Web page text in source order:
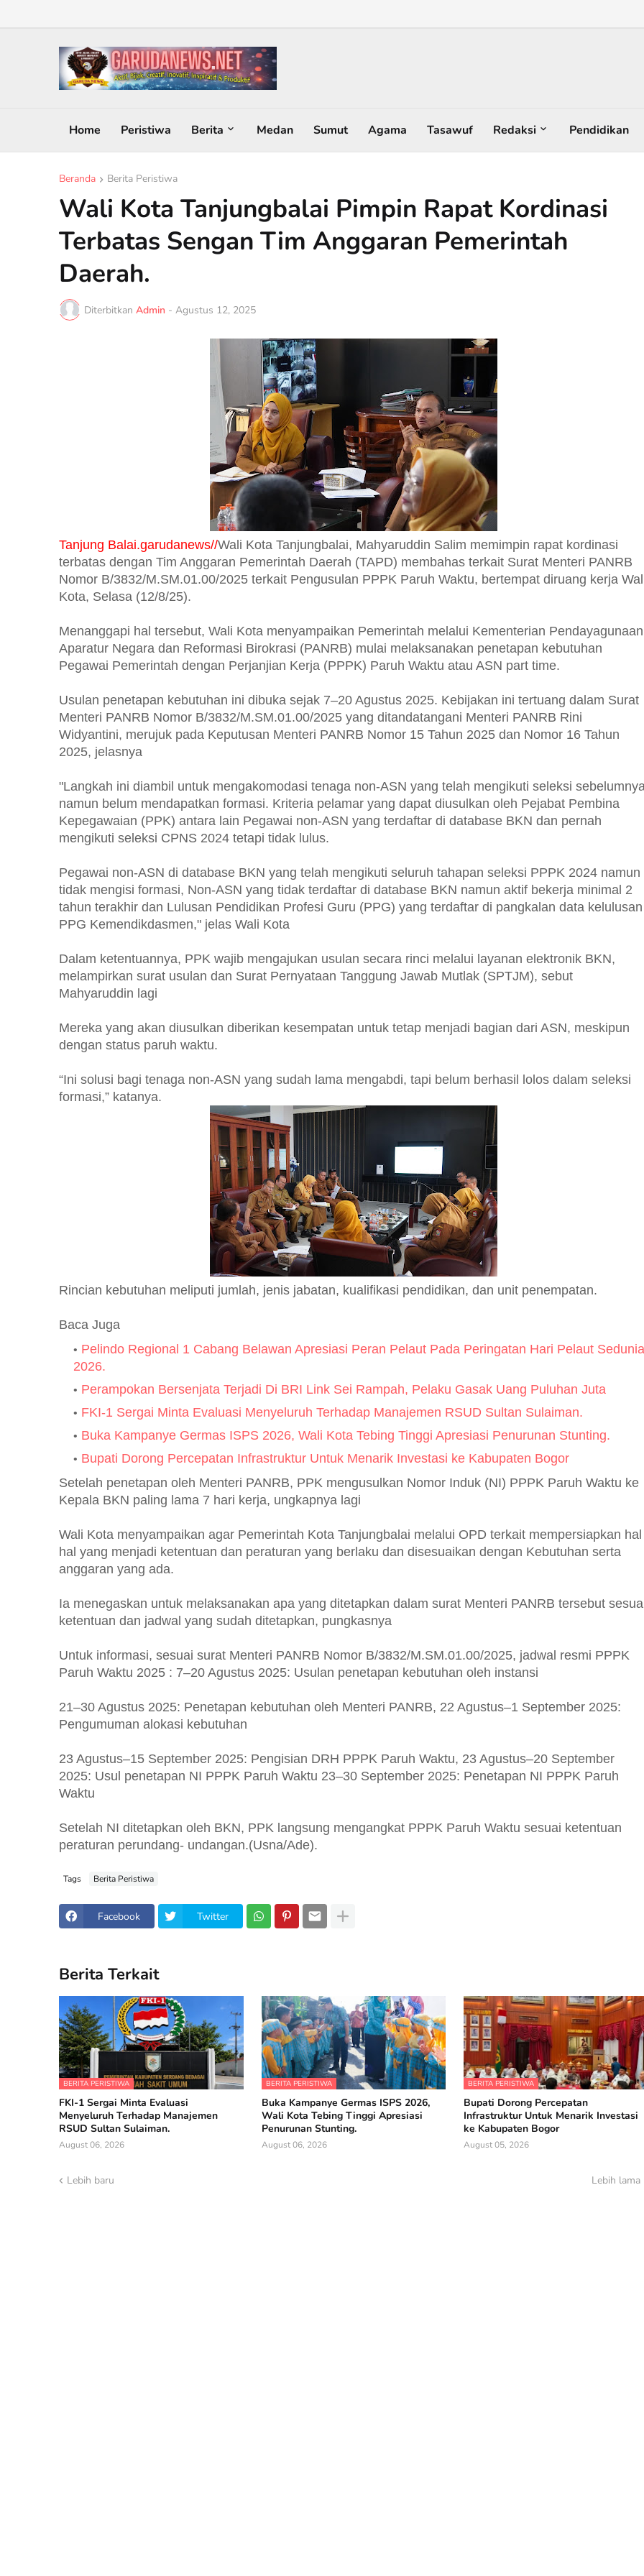
Home Peristiwa Berita Medan Sumut Agama Tasawuf Redaksi Pendidikan
Beranda Berita Peristiwa
Wali Kota Tanjungbalai Pimpin Rapat Kordinasi
Terbatas Sengan Tim Anggaran Pemerintah
Daerah.
Diterbitkan Admin - Agustus 12, 2025
Tanjung Balai.garudanews//Wali Kota Tanjungbalai, Mahyaruddin Salim memimpin rapat kordinasi
terbatas dengan Tim Anggaran Pemerintah Daerah (TAPD) membahas terkait Surat Menteri PANRB
Nomor B/3832/M.SM.01.00/2025 terkait Pengusulan PPPK Paruh Waktu, bertempat diruang kerja
Kota, Selasa (12/8/25).
Menanggapi hal tersebut, Wali Kota menyampaikan Pemerintah melalui Kementerian Pendayagunaan
Aparatur Negara dan Reformasi Birokrasi (PANRB) mulai melaksanakan penetapan kebutuhan
Pegawai Pemerintah dengan Perjanjian Kerja (PPPK) Paruh Waktu atau ASN part time.
Usulan penetapan kebutuhan ini dibuka sejak 7–20 Agustus 2025. Kebijakan ini tertuang dalam Surat
Menteri PANRB Nomor B/3832/M.SM.01.00/2025 yang ditandatangani Menteri PANRB Rini
Widyantini, merujuk pada Keputusan Menteri PANRB Nomor 15 Tahun 2025 dan Nomor 16 Tahun
2025, jelasnya
"Langkah ini diambil untuk mengakomodasi tenaga non-ASN yang telah mengikuti seleksi
namun belum mendapatkan formasi. Kriteria pelamar yang dapat diusulkan oleh Pejabat Pembina
Kepegawaian (PPK) antara lain Pegawai non-ASN yang terdaftar di database BKN dan pernah
mengikuti seleksi CPNS 2024 tetapi tidak lulus.
Pegawai non-ASN di database BKN yang telah mengikuti seluruh tahapan seleksi PPPK 2024 namun
tidak mengisi formasi, Non-ASN yang tidak terdaftar di database BKN namun aktif bekerja minimal 2
tahun terakhir dan Lulusan Pendidikan Profesi Guru (PPG) yang terdaftar di pangkalan data kelulusan
PPG Kemendikdasmen," jelas Wali Kota
Dalam ketentuannya, PPK wajib mengajukan usulan secara rinci melalui layanan elektronik BKN,
melampirkan surat usulan dan Surat Pernyataan Tanggung Jawab Mutlak (SPTJM), sebut
Mahyaruddin lagi
Mereka yang akan diusulkan diberikan kesempatan untuk tetap menjadi bagian dari ASN, meskipun
dengan status paruh waktu.
“Ini solusi bagi tenaga non-ASN yang sudah lama mengabdi, tapi belum berhasil lolos dalam seleksi
formasi,” katanya.
Rincian kebutuhan meliputi jumlah, jenis jabatan, kualifikasi pendidikan, dan unit penempatan.
Baca Juga
Pelindo Regional 1 Cabang Belawan Apresiasi Peran Pelaut Pada Peringatan Hari Pelaut Sedunia
2026.
Perampokan Bersenjata Terjadi Di BRI Link Sei Rampah, Pelaku Gasak Uang Puluhan Juta
FKI-1 Sergai Minta Evaluasi Menyeluruh Terhadap Manajemen RSUD Sultan Sulaiman.
Buka Kampanye Germas ISPS 2026, Wali Kota Tebing Tinggi Apresiasi Penurunan Stunting.
Bupati Dorong Percepatan Infrastruktur Untuk Menarik Investasi ke Kabupaten Bogor
Setelah penetapan oleh Menteri PANRB, PPK mengusulkan Nomor Induk (NI) PPPK Paruh Waktu ke
Kepala BKN paling lama 7 hari kerja, ungkapnya lagi
Wali Kota menyampaikan agar Pemerintah Kota Tanjungbalai melalui OPD terkait mempersiapkan hal
hal yang menjadi ketentuan dan peraturan yang berlaku dan disesuaikan dengan Kebutuhan serta
anggaran yang ada.
Ia menegaskan untuk melaksanakan apa yang ditetapkan dalam surat Menteri PANRB tersebut
ketentuan dan jadwal yang sudah ditetapkan, pungkasnya
Untuk informasi, sesuai surat Menteri PANRB Nomor B/3832/M.SM.01.00/2025, jadwal resmi PPPK
Paruh Waktu 2025 : 7–20 Agustus 2025: Usulan penetapan kebutuhan oleh instansi
21–30 Agustus 2025: Penetapan kebutuhan oleh Menteri PANRB, 22 Agustus–1 September 2025:
Pengumuman alokasi kebutuhan
23 Agustus–15 September 2025: Pengisian DRH PPPK Paruh Waktu, 23 Agustus–20 September
2025: Usul penetapan NI PPPK Paruh Waktu 23–30 September 2025: Penetapan NI PPPK Paruh
Waktu
Setelah NI ditetapkan oleh BKN, PPK langsung mengangkat PPPK Paruh Waktu sesuai ketentuan
peraturan perundang- undangan.(Usna/Ade).
Tags Berita Peristiwa
Facebook Twitter
Berita Terkait
BERITA PERISTIWA
FKI-1 Sergai Minta Evaluasi
Menyeluruh Terhadap Manajemen
RSUD Sultan Sulaiman.
August 06, 2026
BERITA PERISTIWA
Buka Kampanye Germas ISPS 2026,
Wali Kota Tebing Tinggi Apresiasi
Penurunan Stunting.
August 06, 2026
BERITA PERISTIWA
Bupati Dorong Percepatan
Infrastruktur Untuk Menarik Investasi
ke Kabupaten Bogor
August 05, 2026
Lebih baru Lebih lama